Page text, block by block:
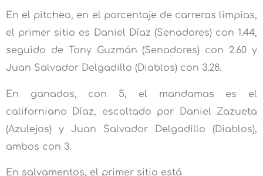
En el pitcheo, en el porcentaje de carreras limpias,
el primer sitio es Daniel Díaz (Senadores) con 1.44,
seguido de Tony Guzmán (Senadores) con 2.60 y
Juan Salvador Delgadillo (Diablos) con 3.28.
En ganados, con 5, el mandamas es el
californiano Díaz, escoltado por Daniel Zazueta
(Azulejos) y Juan Salvador Delgadillo (Diablos),
ambos con 3.
En salvamentos, el primer sitio está